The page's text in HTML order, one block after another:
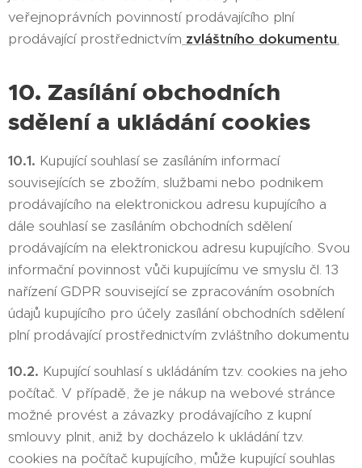
veřejnoprávních povinností prodávajícího plní
prodávající prostřednictvím zvláštního dokumentu.
10. Zasílání obchodních
sdělení a ukládání cookies
10.1. Kupující souhlasí se zasíláním informací
souvisejících se zbožím, službami nebo podnikem
prodávajícího na elektronickou adresu kupujícího a
dále souhlasí se zasíláním obchodních sdělení
prodávajícím na elektronickou adresu kupujícího. Svou
informační povinnost vůči kupujícímu ve smyslu čl. 13
nařízení GDPR související se zpracováním osobních
údajů kupujícího pro účely zasílání obchodních sdělení
plní prodávající prostřednictvím zvláštního dokumentu
10.2. Kupující souhlasí s ukládáním tzv. cookies na jeho
počítač. V případě, že je nákup na webové stránce
možné provést a závazky prodávajícího z kupní
smlouvy plnit, aniž by docházelo k ukládání tzv.
cookies na počítač kupujícího, může kupující souhlas